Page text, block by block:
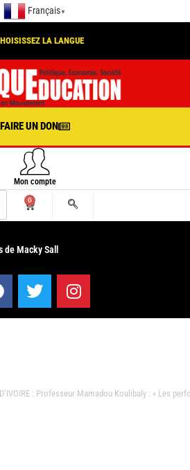
Français ▼
LA LANGUE
FAIRE UN DON
Mon compte
0
de Macky Sall
D’IVOIRE : Professeur Mamadou Koulibaly : « Les